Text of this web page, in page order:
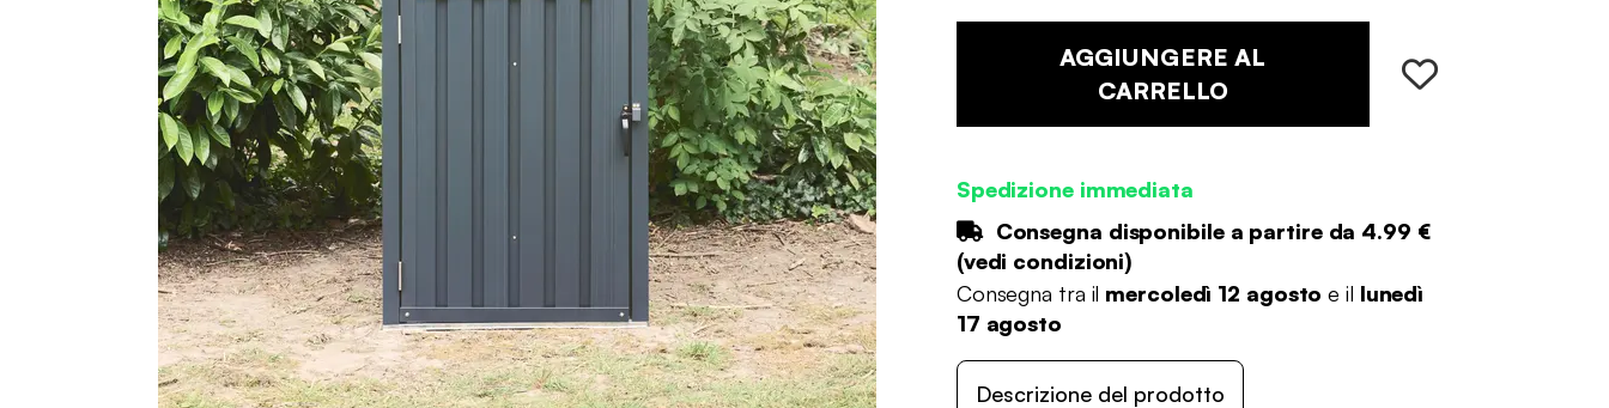
AGGIUNGERE AL
CARRELLO
Spedizione immediata
Consegna disponibile a partire da 4.99 €
(vedi condizioni)
Consegna tra il mercoledì 12 agosto e il lunedì
17 agosto
Descrizione del prodotto